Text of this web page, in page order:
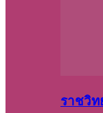
ราชวิ